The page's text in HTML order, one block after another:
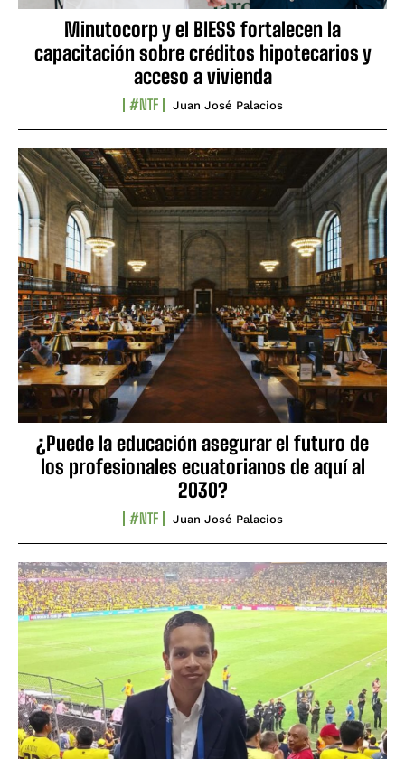
Minutocorp y el BIESS fortalecen la
capacitación sobre créditos hipotecarios y
acceso a vivienda
#NTF Juan José Palacios
¿Puede la educación asegurar el futuro de
los profesionales ecuatorianos de aquí al
2030?
#NTF Juan José Palacios